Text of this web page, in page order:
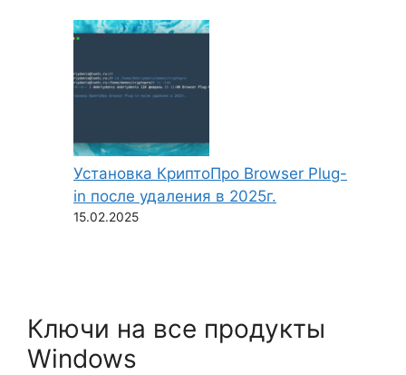
Установка КриптоПро Browser Plug-
in после удаления в 2025г.
15.02.2025
Ключи на все продукты
Windows